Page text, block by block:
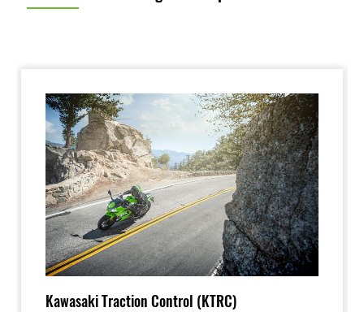
Kawasaki Traction Control (KTRC)